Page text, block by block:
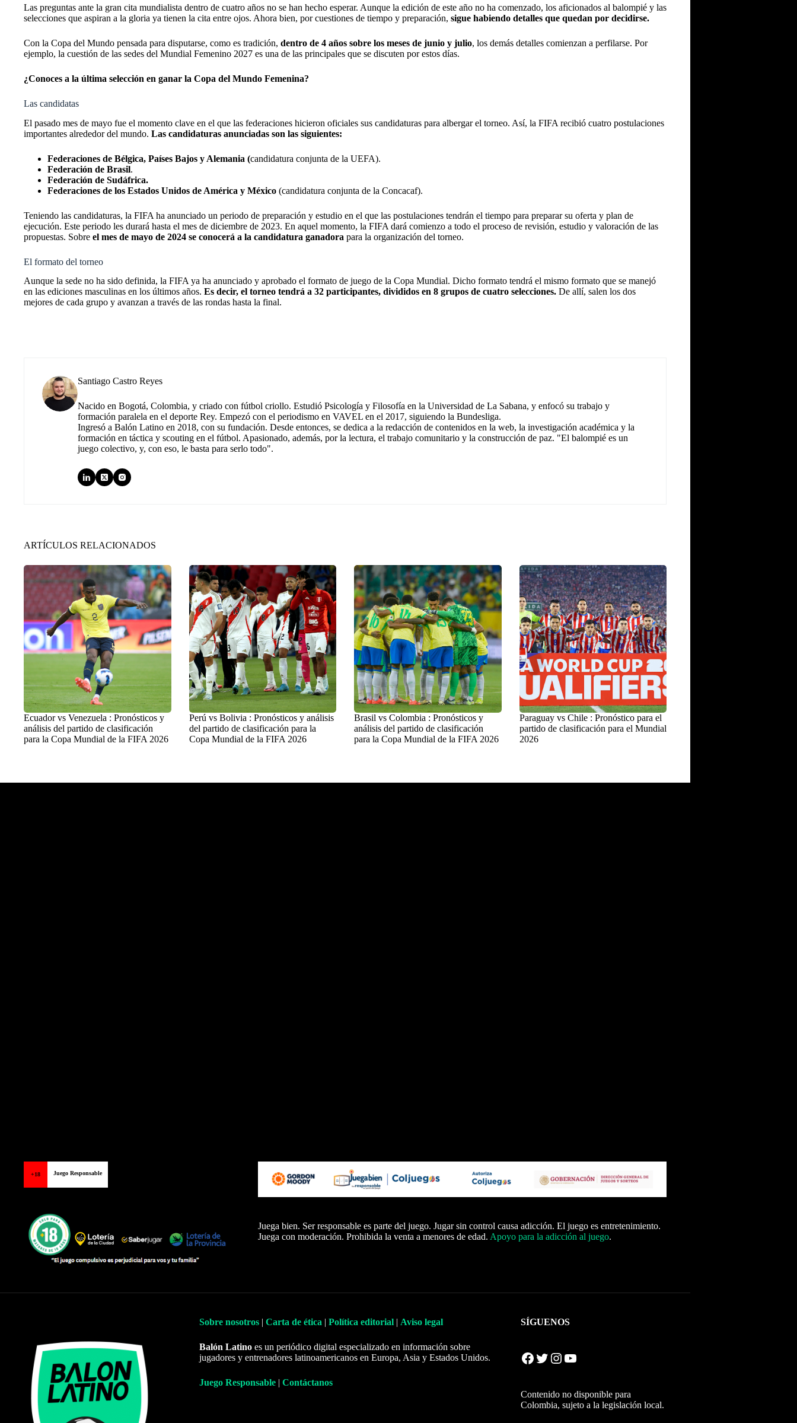
Las preguntas ante la gran cita mundialista dentro de cuatro años no se han hecho esperar. Aunque la edición de este año no ha comenzado, los aficionados al balompié y las
selecciones que aspiran a la gloria ya tienen la cita entre ojos. Ahora bien, por cuestiones de tiempo y preparación, sigue habiendo detalles que quedan por decidirse.
Con la Copa del Mundo pensada para disputarse, como es tradición, dentro de 4 años sobre los meses de junio y julio, los demás detalles comienzan a perfilarse. Por
ejemplo, la cuestión de las sedes del Mundial Femenino 2027 es una de las principales que se discuten por estos días.
¿Conoces a la última selección en ganar la Copa del Mundo Femenina?
Las candidatas
El pasado mes de mayo fue el momento clave en el que las federaciones hicieron oficiales sus candidaturas para albergar el torneo. Así, la FIFA recibió cuatro postulaciones
importantes alrededor del mundo. Las candidaturas anunciadas son las siguientes:
Federaciones de Bélgica, Países Bajos y Alemania (candidatura conjunta de la UEFA).
Federación de Brasil.
Federación de Sudáfrica.
Federaciones de los Estados Unidos de América y México (candidatura conjunta de la Concacaf).
Teniendo las candidaturas, la FIFA ha anunciado un periodo de preparación y estudio en el que las postulaciones tendrán el tiempo para preparar su oferta y plan de
ejecución. Este periodo les durará hasta el mes de diciembre de 2023. En aquel momento, la FIFA dará comienzo a todo el proceso de revisión, estudio y valoración de las
propuestas. Sobre el mes de mayo de 2024 se conocerá a la candidatura ganadora para la organización del torneo.
El formato del torneo
Aunque la sede no ha sido definida, la FIFA ya ha anunciado y aprobado el formato de juego de la Copa Mundial. Dicho formato tendrá el mismo formato que se manejó
en las ediciones masculinas en los últimos años. Es decir, el torneo tendrá a 32 participantes, divididos en 8 grupos de cuatro selecciones. De allí, salen los dos
mejores de cada grupo y avanzan a través de las rondas hasta la final.
Santiago Castro Reyes
Nacido en Bogotá, Colombia, y criado con fútbol criollo. Estudió Psicología y Filosofía en la Universidad de La Sabana, y enfocó su trabajo y
formación paralela en el deporte Rey. Empezó con el periodismo en VAVEL en el 2017, siguiendo la Bundesliga.
Ingresó a Balón Latino en 2018, con su fundación. Desde entonces, se dedica a la redacción de contenidos en la web, la investigación académica y la
formación en táctica y scouting en el fútbol. Apasionado, además, por la lectura, el trabajo comunitario y la construcción de paz. "El balompié es un
juego colectivo, y, con eso, le basta para serlo todo".
ARTÍCULOS RELACIONADOS
Ecuador vs Venezuela : Pronósticos y
análisis del partido de clasificación
para la Copa Mundial de la FIFA 2026
Perú vs Bolivia : Pronósticos y análisis
del partido de clasificación para la
Copa Mundial de la FIFA 2026
Brasil vs Colombia : Pronósticos y
análisis del partido de clasificación
para la Copa Mundial de la FIFA 2026
Paraguay vs Chile : Pronóstico para el
partido de clasificación para el Mundial
2026
+18 Juego Responsable
Juega bien. Ser responsable es parte del juego. Jugar sin control causa adicción. El juego es entretenimiento.
Juega con moderación. Prohibida la venta a menores de edad. Apoyo para la adicción al juego.
Sobre nosotros | Carta de ética | Política editorial | Aviso legal
Balón Latino es un periódico digital especializado en información sobre
jugadores y entrenadores latinoamericanos en Europa, Asia y Estados Unidos.
Juego Responsable | Contáctanos
SÍGUENOS
Facebook Twitter Instagram YouTube
Contenido no disponible para
Colombia, sujeto a la legislación local.